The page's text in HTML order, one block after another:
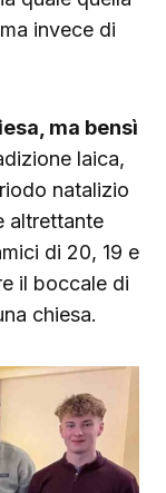
invece di
ma bensì
laica,
natalizio
altrettante
di 20, 19 e
il boccale di
chiesa.